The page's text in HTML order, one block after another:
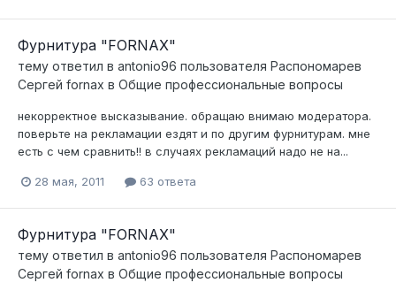
Фурнитура "FORNAX"
тему ответил в antonio96 пользователя Распономарев
Сергей fornax в Общие профессиональные вопросы
некорректное высказывание. обращаю внимаю модератора.
поверьте на рекламации ездят и по другим фурнитурам. мне
есть с чем сравнить!! в случаях рекламаций надо не на...
28 мая, 2011 63 ответа
Фурнитура "FORNAX"
тему ответил в antonio96 пользователя Распономарев
Сергей fornax в Общие профессиональные вопросы